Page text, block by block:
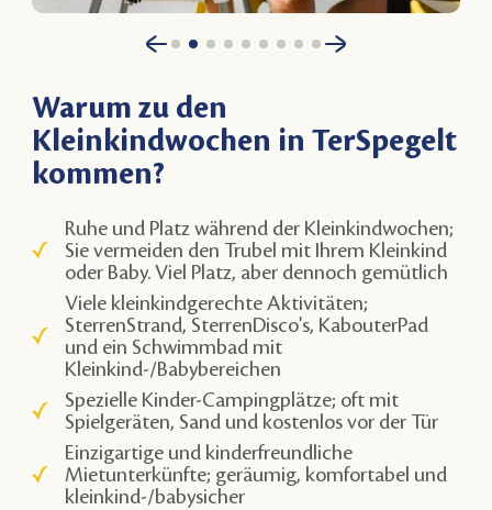
Warum zu den
Kleinkindwochen in TerSpegelt
kommen?
Ruhe und Platz während der Kleinkindwochen;
Sie vermeiden den Trubel mit Ihrem Kleinkind
oder Baby. Viel Platz, aber dennoch gemütlich
Viele kleinkindgerechte Aktivitäten;
SterrenStrand, SterrenDisco's, KabouterPad
und ein Schwimmbad mit
Kleinkind-/Babybereichen
Spezielle Kinder-Campingplätze; oft mit
Spielgeräten, Sand und kostenlos vor der Tür
Einzigartige und kinderfreundliche
Mietunterkünfte; geräumig, komfortabel und
kleinkind-/babysicher